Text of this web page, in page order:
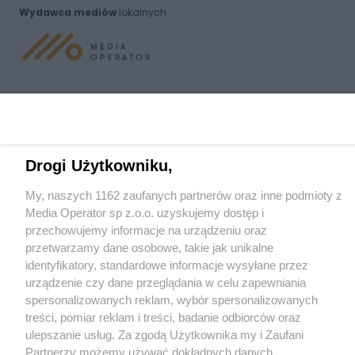
Wydawca mediówlokalnych
Piekary Śląskie
Tarnowskie Góry
Ruda Śląska
Świętochłowice
Tychy
Bytom
Katowice
Zabrze
Zagłębie
Redakcja
Newsletter
Reklama
Drogi Użytkowniku,
My, naszych 1162 zaufanych partnerów oraz inne podmioty z
Media Operator sp z.o.o. uzyskujemy dostęp i
przechowujemy informacje na urządzeniu oraz
przetwarzamy dane osobowe, takie jak unikalne
identyfikatory, standardowe informacje wysyłane przez
urządzenie czy dane przeglądania w celu zapewniania
spersonalizowanych reklam, wybór spersonalizowanych
treści, pomiar reklam i treści, badanie odbiorców oraz
ulepszanie usług. Za zgodą Użytkownika my i Zaufani
Partnerzy możemy używać dokładnych danych